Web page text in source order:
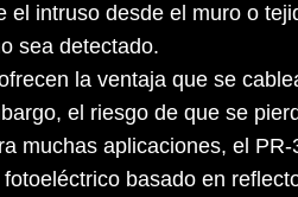
el intruso desde el muro o
sea detectado.
la ventaja que se
el riesgo de que se
muchas aplicaciones, el
basado en